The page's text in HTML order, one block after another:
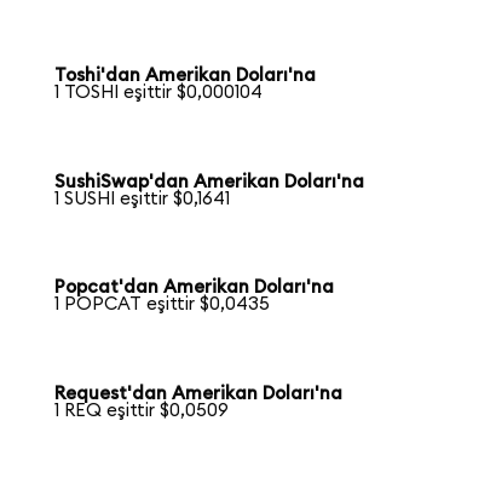
Toshi'dan Amerikan Doları'na
1 TOSHI eşittir $0,000104
SushiSwap'dan Amerikan Doları'na
1 SUSHI eşittir $0,1641
Popcat'dan Amerikan Doları'na
1 POPCAT eşittir $0,0435
Request'dan Amerikan Doları'na
1 REQ eşittir $0,0509